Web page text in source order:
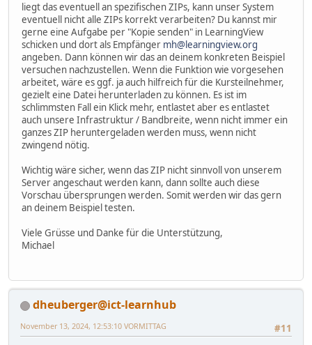
liegt das eventuell an spezifischen ZIPs, kann unser System
eventuell nicht alle ZIPs korrekt verarbeiten? Du kannst mir
gerne eine Aufgabe per "Kopie senden" in LearningView
schicken und dort als Empfänger mh@learningview.org
angeben. Dann können wir das an deinem konkreten Beispiel
versuchen nachzustellen. Wenn die Funktion wie vorgesehen
arbeitet, wäre es ggf. ja auch hilfreich für die Kursteilnehmer,
gezielt eine Datei herunterladen zu können. Es ist im
schlimmsten Fall ein Klick mehr, entlastet aber es entlastet
auch unsere Infrastruktur / Bandbreite, wenn nicht immer ein
ganzes ZIP heruntergeladen werden muss, wenn nicht
zwingend nötig.
Wichtig wäre sicher, wenn das ZIP nicht sinnvoll von unserem
Server angeschaut werden kann, dann sollte auch diese
Vorschau übersprungen werden. Somit werden wir das gern
an deinem Beispiel testen.
Viele Grüsse und Danke für die Unterstützung,
Michael
dheuberger@ict-learnhub
#11
November 13, 2024, 12:53:10 VORMITTAG